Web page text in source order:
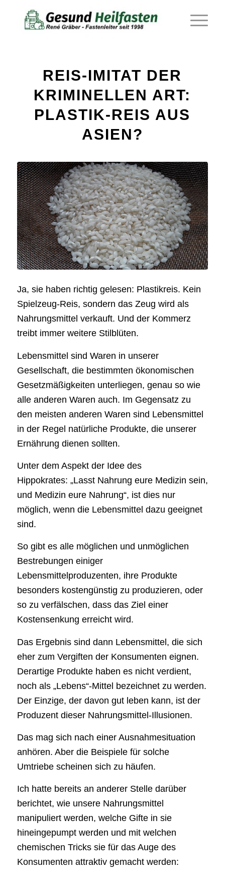
REIS-IMITAT DER
KRIMINELLEN ART:
PLASTIK-REIS AUS
ASIEN?
Ja, sie haben richtig gelesen: Plastikreis. Kein
Spielzeug-Reis, sondern das Zeug wird als
Nahrungsmittel verkauft. Und der Kommerz
treibt immer weitere Stilblüten.
Lebensmittel sind Waren in unserer
Gesellschaft, die bestimmten ökonomischen
Gesetzmäßigkeiten unterliegen, genau so wie
alle anderen Waren auch. Im Gegensatz zu
den meisten anderen Waren sind Lebensmittel
in der Regel natürliche Produkte, die unserer
Ernährung dienen sollten.
Unter dem Aspekt der Idee des
Hippokrates: „Lasst Nahrung eure Medizin sein,
und Medizin eure Nahrung“, ist dies nur
möglich, wenn die Lebensmittel dazu geeignet
sind.
So gibt es alle möglichen und unmöglichen
Bestrebungen einiger
Lebensmittelproduzenten, ihre Produkte
besonders kostengünstig zu produzieren, oder
so zu verfälschen, dass das Ziel einer
Kostensenkung erreicht wird.
Das Ergebnis sind dann Lebensmittel, die sich
eher zum Vergiften der Konsumenten eignen.
Derartige Produkte haben es nicht verdient,
noch als „Lebens“-Mittel bezeichnet zu werden.
Der Einzige, der davon gut leben kann, ist der
Produzent dieser Nahrungsmittel-Illusionen.
Das mag sich nach einer Ausnahmesituation
anhören. Aber die Beispiele für solche
Umtriebe scheinen sich zu häufen.
Ich hatte bereits an anderer Stelle darüber
berichtet, wie unsere Nahrungsmittel
manipuliert werden, welche Gifte in sie
hineingepumpt werden und mit welchen
chemischen Tricks sie für das Auge des
Konsumenten attraktiv gemacht werden: